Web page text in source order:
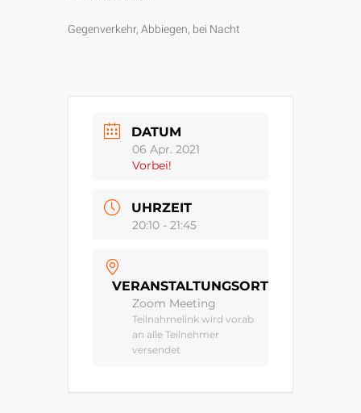
Gegenverkehr, Abbiegen, bei Nacht
DATUM
06 Apr. 2021
Vorbei!
UHRZEIT
20:10 - 21:45
VERANSTALTUNGSORT
Zoom Meeting
Teilnahmelink wird vorab
an alle Teilnehmer
versendet